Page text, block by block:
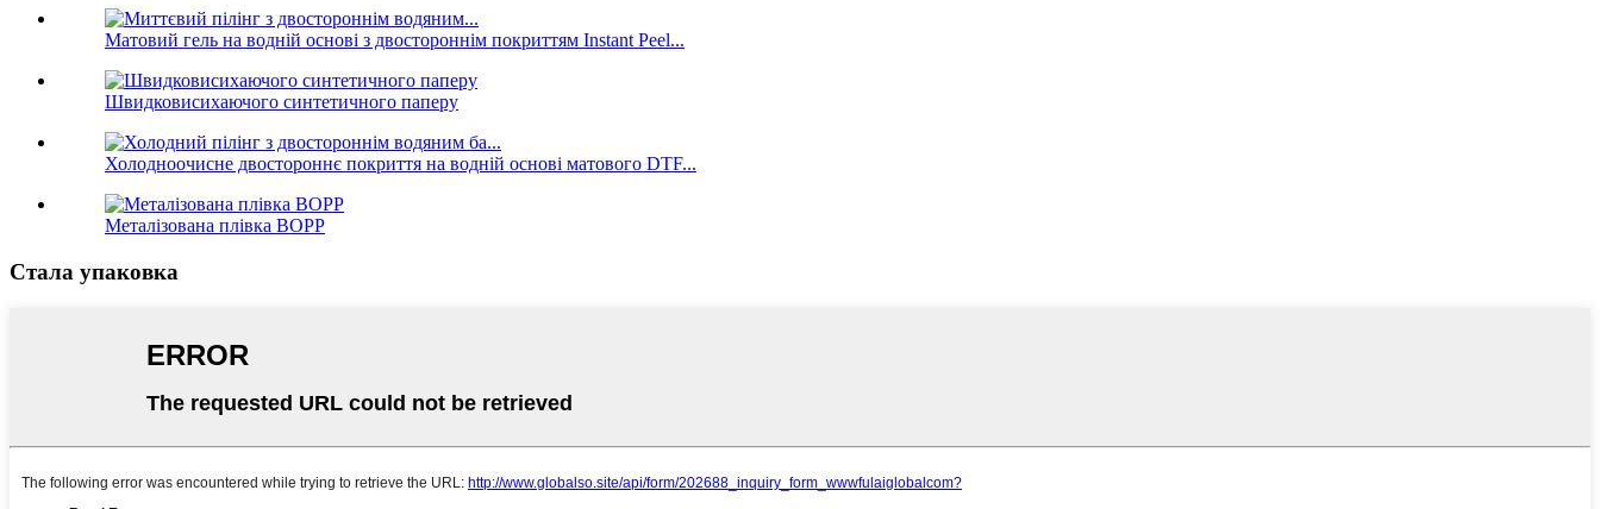
Матовий гель на водній основі з двостороннім покриттям Instant Peel...
Швидковисихаючого синтетичного паперу
Холодноочисне двостороннє покриття на водній основі матового DTF...
Металізована плівка BOPP
Стала упаковка